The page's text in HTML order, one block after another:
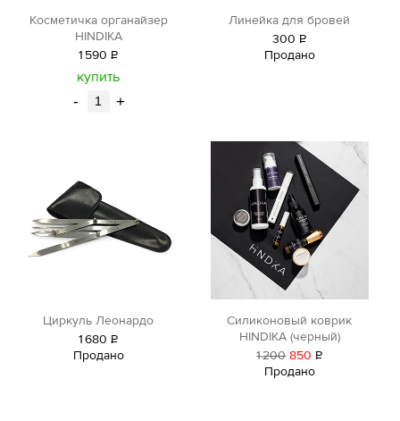
Косметичка органайзер
HINDIKA
1 590 Р
уб.
купить
- +
Линейка для бровей
300 Р
уб.
Продано
Циркуль Леонардо
1680 Р
уб.
Продано
Силиконовый коврик
HINDIKA (черный)
1200 850 Р
Продано